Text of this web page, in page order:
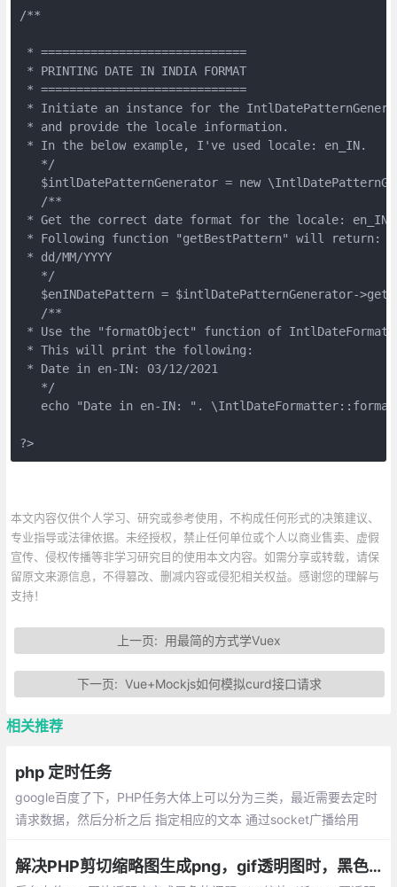
/**
* =============================
* PRINTING DATE IN INDIA FORMAT
* =============================
* Initiate an instance for the
* and provide the locale information.
* In the below example, I've used locale: en_IN.
   */
$intlDatePatternGenerator = new
   /**
* Get the correct date format for the locale: en_IN.
* Following function "getBestPattern" will return:
* dd/MM/YYYY
   */
$enINDatePattern = $intlDatePatternGenerator-
   /**
* Use the "formatObject" function of
* This will print the following:
* Date in en-IN: 03/12/2021
   */
echo "Date in en-IN: ".
?>
本文内容仅供个人学习、研究或参考使用，不构成任何形式的决策建议、
专业指导或法律依据。未经授权，禁止任何单位或个人以商业售卖、虚假
宣传、侵权传播等非学习研究目的使用本文内容。如需分享或转载，请保
留原文来源信息，不得篡改、删减内容或侵犯相关权益。感谢您的理解与
支持！
上一页: 用最简的方式学Vuex
下一页: Vue+Mockjs如何模拟curd接口请求
相关推荐
php 定时任务
google百度了下，PHP任务大体上可以分为三类，最近需要去定时
请求数据，然后分析之后 指定相应的文本 通过socket广播给用
是对于定时任务这一块怎么使用都不行。
解决PHP剪切缩略图生成png，gif透明图时，黑色背景问题